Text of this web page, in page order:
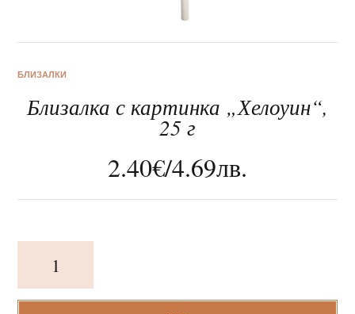
За нас
БЛИЗАЛКИ
Близалка с картинка „Хелоуин“,
25 г
2.40€/4.69лв.
Близалка
с